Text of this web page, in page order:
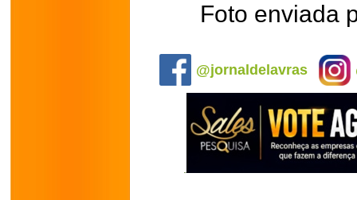
Foto enviada
@jornaldelavras